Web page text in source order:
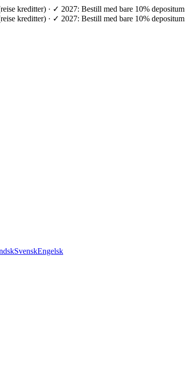
kreditter) · ✓ 2027: Bestill med bare 10% depositum
kreditter) · ✓ 2027: Bestill med bare 10% depositum
SvenskEngelsk